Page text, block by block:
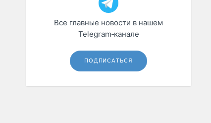
Все главные новости в нашем
Telegram‑канале
ПОДПИСАТЬСЯ